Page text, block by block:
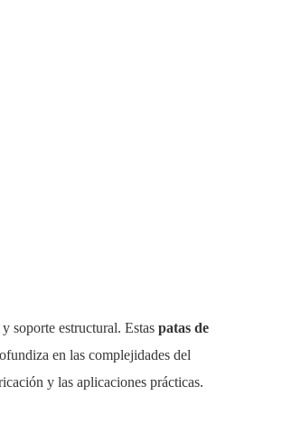
soporte estructural. Estas patas de
en las complejidades del
y las aplicaciones prácticas.